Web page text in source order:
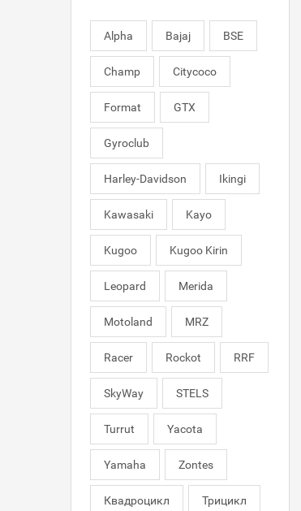
Alpha Bajaj BSE
Champ Citycoco
Format GTX
Gyroclub
Harley-Davidson Ikingi
Kawasaki Kayo
Kugoo Kugoo Kirin
Leopard Merida
Motoland MRZ
Racer Rockot RRF
SkyWay STELS
Turrut Yacota
Yamaha Zontes
Квадроцикл Трицикл